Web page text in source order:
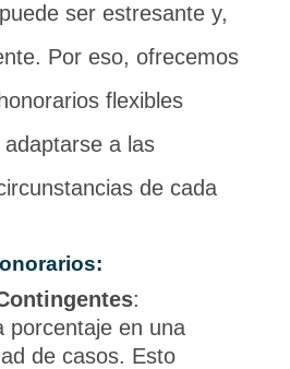
ser estresante y,
Por eso, ofrecemos
flexibles
a las
de cada
:
porcentaje en una
de casos. Esto